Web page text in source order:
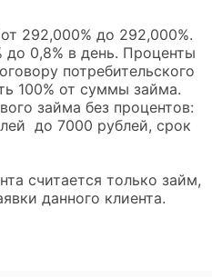
292,000% до 292,000%.
до 0,8% в день. Проценты
потребительского
100% от суммы займа.
займа без процентов:
до 7000 рублей, срок
считается только займ,
данного клиента.